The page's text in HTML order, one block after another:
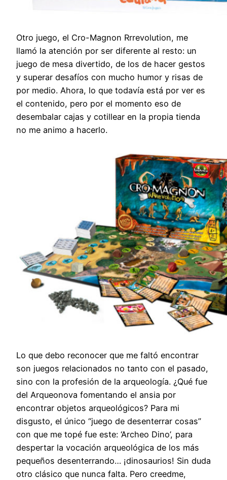
Otro juego, el Cro-Magnon Rrrevolution, me
llamó la atención por ser diferente al resto: un
juego de mesa divertido, de los de hacer gestos
y superar desafíos con mucho humor y risas de
por medio. Ahora, lo que todavía está por ver es
el contenido, pero por el momento eso de
desembalar cajas y cotillear en la propia tienda
no me animo a hacerlo.
Lo que debo reconocer que me faltó encontrar
son juegos relacionados no tanto con el pasado,
sino con la profesión de la arqueología. ¿Qué fue
del Arqueonova fomentando el ansia por
encontrar objetos arqueológicos? Para mi
disgusto, el único “juego de desenterrar cosas”
con que me topé fue este: ‘Archeo Dino’, para
despertar la vocación arqueológica de los más
pequeños desenterrando… ¡dinosaurios! Sin duda
otro clásico que nunca falta. Pero creedme,